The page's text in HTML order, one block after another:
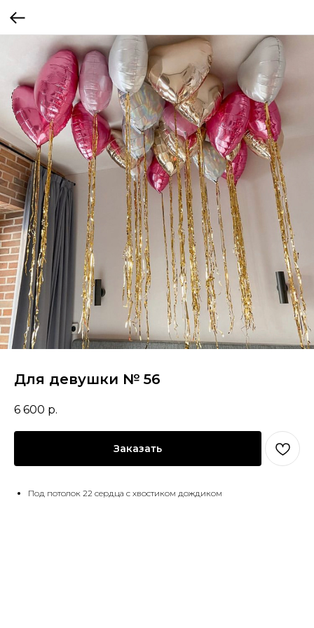
Для девушки № 56
6 600 р.
Заказать
Под потолок 22 сердца с хвостиком дождиком